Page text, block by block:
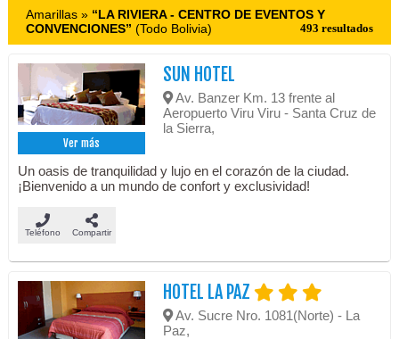
Amarillas » “LA RIVIERA - CENTRO DE EVENTOS Y
CONVENCIONES” (Todo Bolivia) 493 resultados
Ver más
SUN HOTEL
Av. Banzer Km. 13 frente al
Aeropuerto Viru Viru - Santa Cruz de
la Sierra,
Un oasis de tranquilidad y lujo en el corazón de la ciudad.
¡Bienvenido a un mundo de confort y exclusividad!
Teléfono Compartir
HOTEL LA PAZ
Av. Sucre Nro. 1081(Norte) - La
Paz,